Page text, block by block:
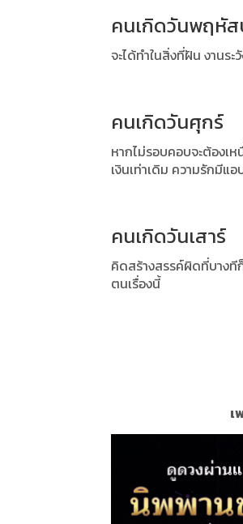
คนเกิดวันพฤหั
จะได้ทำในสิ่งที่ฝัน งานร
คนเกิดวันศุกร์
หากไม่รอบคอบจะต้องเ
เงินเท่าเดิม ความรักมีแ
คนเกิดวันเสาร์
คิดสร้างสรรค์ผิดที่บางที
ตนเรื่องนี้
เ